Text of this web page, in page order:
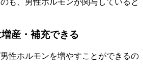
も、男性ホルモンが関与していると
産・補充できる
性ホルモンを増やすことができるの